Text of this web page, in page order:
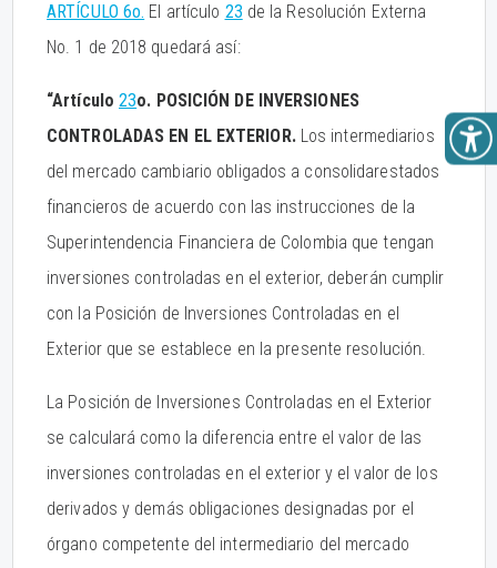
ARTÍCULO 6o. El artículo 23 de la Resolución Externa
No. 1 de 2018 quedará así:
“Artículo 23o. POSICIÓN DE INVERSIONES
CONTROLADAS EN EL EXTERIOR. Los intermediarios
del mercado cambiario obligados a consolidarestados
financieros de acuerdo con las instrucciones de la
Superintendencia Financiera de Colombia que tengan
inversiones controladas en el exterior, deberán cumplir
con la Posición de Inversiones Controladas en el
Exterior que se establece en la presente resolución.
La Posición de Inversiones Controladas en el Exterior
se calculará como la diferencia entre el valor de las
inversiones controladas en el exterior y el valor de los
derivados y demás obligaciones designadas por el
órgano competente del intermediario del mercado